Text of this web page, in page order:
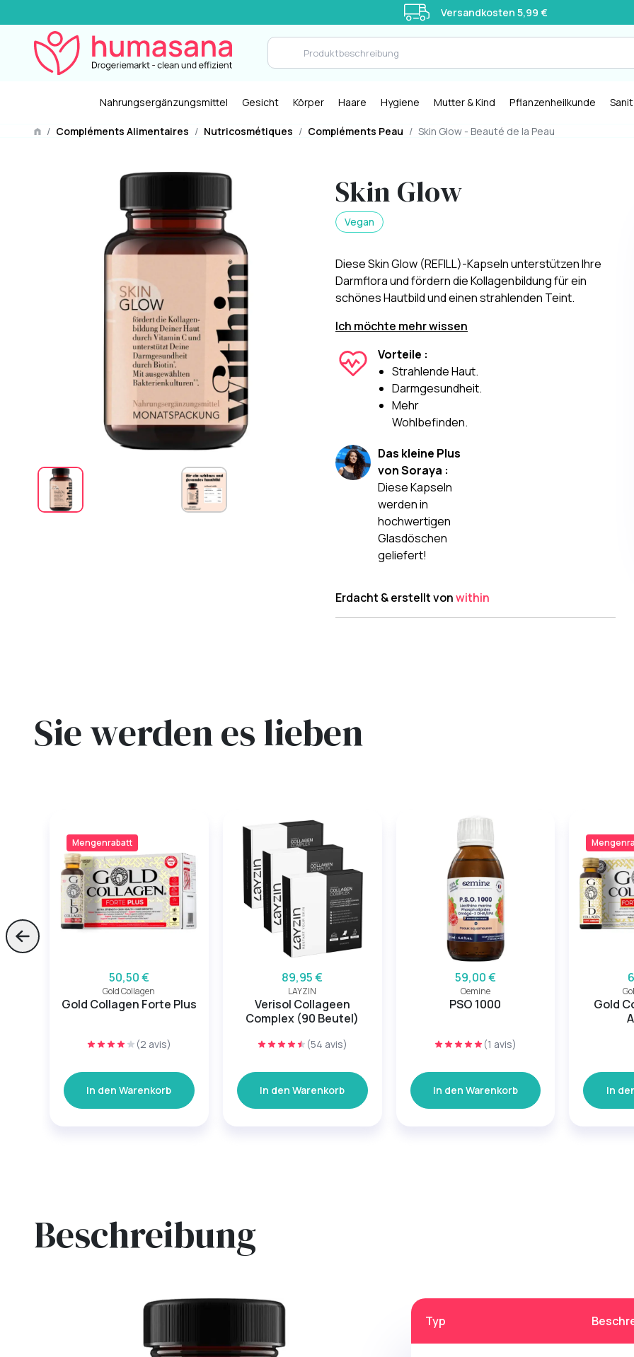
Versandkosten 5,99 €
Nahrungsergänzungsmittel Gesicht Körper Haare Hygiene Mutter & Kind Pflanzenheilkunde
/ Compléments Alimentaires / Nutricosmétiques / Compléments Peau / Skin Glow - Beauté de la Peau
Skin Glow
Vegan
Diese Skin Glow (REFILL)-Kapseln unterstützen Ihre
Darmflora und fördern die Kollagenbildung für ein
schönes Hautbild und einen strahlenden Teint.
Ich möchte mehr wissen
Vorteile :
Strahlende Haut.
Darmgesundheit.
Mehr
Wohlbefinden.
Das kleine Plus
von Soraya :
Diese Kapseln
werden in
hochwertigen
Glasdöschen
geliefert!
Erdacht & erstellt vonwithin
Sie werden es lieben
Mengenrabatt
50,50 €
Gold Collagen
Gold Collagen Forte Plus
(2 avis)
In den Warenkorb
89,95 €
LAYZIN
Verisol Collageen
Complex (90 Beutel)
(54 avis)
In den Warenkorb
59,00 €
Oemine
PSO 1000
(1 avis)
In den Warenkorb
Gold
In
Skip to previous slide page
Beschreibung
Typ